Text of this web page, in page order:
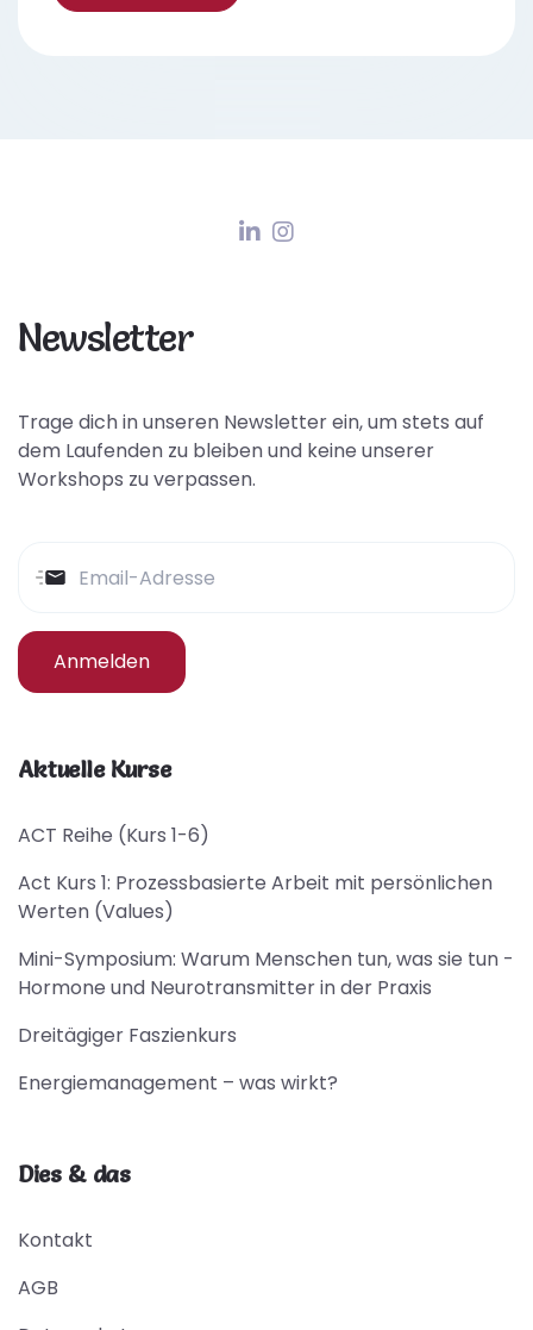
Newsletter
Trage dich in unseren Newsletter ein, um stets auf
dem Laufenden zu bleiben und keine unserer
Workshops zu verpassen.
Anmelden
Aktuelle Kurse
ACT Reihe (Kurs 1-6)
Act Kurs 1: Prozessbasierte Arbeit mit persönlichen
Werten (Values)
Mini-Symposium: Warum Menschen tun, was sie tun -
Hormone und Neurotransmitter in der Praxis
Dreitägiger Faszienkurs
Energiemanagement – was wirkt?
Dies & das
Kontakt
AGB